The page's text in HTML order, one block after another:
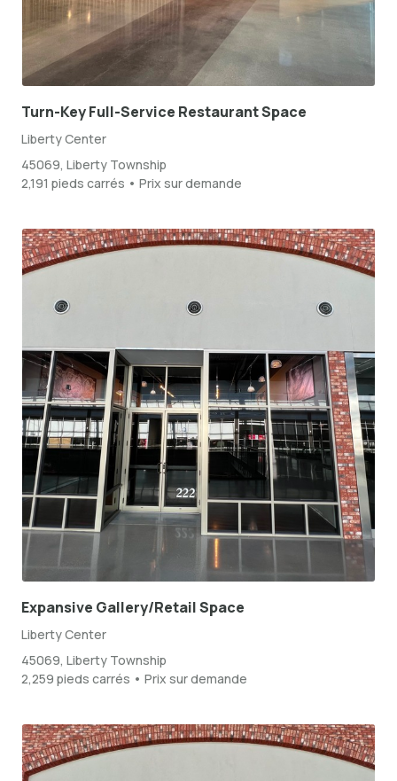
Turn-Key Full-Service Restaurant Space
Liberty Center
45069, Liberty Township
2,191 pieds carrés • Prix sur demande
Expansive Gallery/Retail Space
Liberty Center
45069, Liberty Township
2,259 pieds carrés • Prix sur demande